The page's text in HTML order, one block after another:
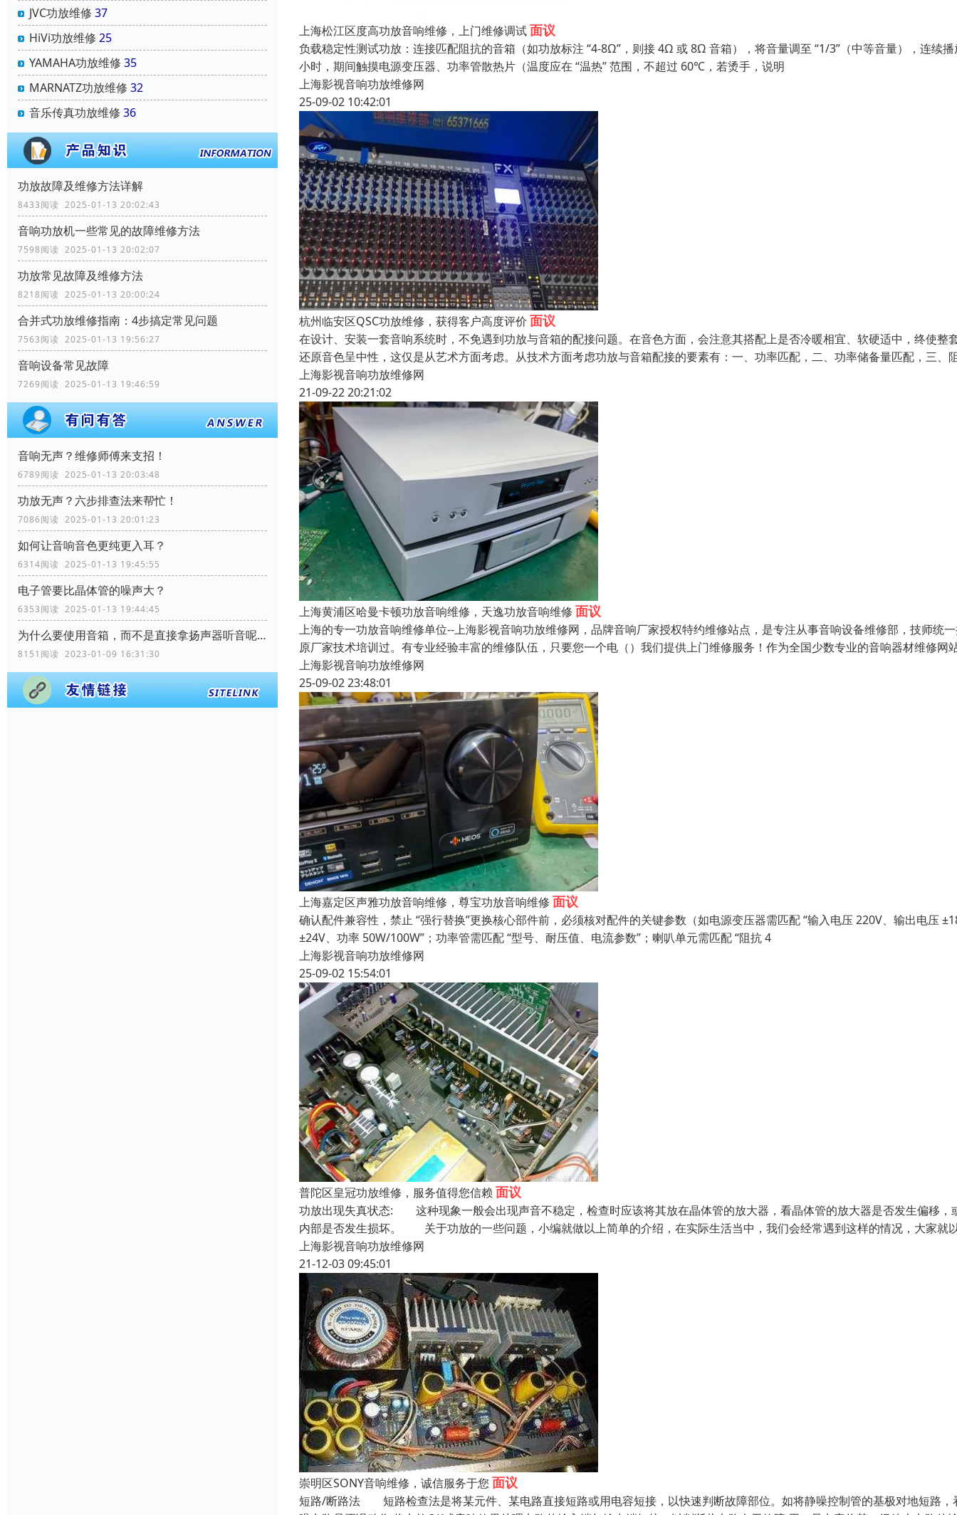
JVC功放维修 37
HiVi功放维修 25
YAMAHA功放维修 35
MARNATZ功放维修 32
音乐传真功放维修 36
功放故障及维修方法详解
8433阅读 2025-01-13 20:02:43
音响功放机一些常见的故障维修方法
7598阅读 2025-01-13 20:02:07
功放常见故障及维修方法
8218阅读 2025-01-13 20:00:24
合并式功放维修指南：4步搞定常见问题
7563阅读 2025-01-13 19:56:27
音响设备常见故障
7269阅读 2025-01-13 19:46:59
音响无声？维修师傅来支招！
6789阅读 2025-01-13 20:03:48
功放无声？六步排查法来帮忙！
7086阅读 2025-01-13 20:01:23
如何让音响音色更纯更入耳？
6314阅读 2025-01-13 19:45:55
电子管要比晶体管的噪声大？
6353阅读 2025-01-13 19:44:45
为什么要使用音箱，而不是直接拿扬声器听音呢？
8151阅读 2023-01-09 16:31:30
上海松江区度高功放音响维修，上门维修调试面议
负载稳定性测试功放：连接匹配阻抗的音箱（如功放标注 “4-8Ω”，则接 4Ω 或 8Ω 音箱），将音量调至 “1/3”（中等音量），连续播
小时，期间触摸电源变压器、功率管散热片（温度应在 “温热” 范围，不超过 60℃，若烫手，说明
上海影视音响功放维修网
25-09-02 10:42:01
杭州临安区QSC功放维修，获得客户高度评价 面议
在设计、安装一套音响系统时，不免遇到功放与音箱的配接问题。在音色方面，会注意其搭配上是否冷暖相宜、软硬适中，终使整
还原音色呈中性，这仅是从艺术方面考虑。从技术方面考虑功放与音箱配接的要素有：一、功率匹配，二、功率储备量匹配，三、
上海影视音响功放维修网
21-09-22 20:21:02
上海黄浦区哈曼卡顿功放音响维修，天逸功放音响维修 面议
上海的专一功放音响维修单位--上海影视音响功放维修网，品牌音响厂家授权特约维修站点，是专注从事音响设备维修部，技师统
原厂家技术培训过。有专业经验丰富的维修队伍，只要您一个电（）我们提供上门维修服务！作为全国少数专业的音响器材维修网
上海影视音响功放维修网
25-09-02 23:48:01
上海嘉定区声雅功放音响维修，尊宝功放音响维修 面议
确认配件兼容性，禁止 “强行替换”更换核心部件前，必须核对配件的关键参数（如电源变压器需匹配 “输入电压 220V、输出电压
±24V、功率 50W/100W”；功率管需匹配 “型号、耐压值、电流参数”；喇叭单元需匹配 “阻抗 4
上海影视音响功放维修网
25-09-02 15:54:01
普陀区皇冠功放维修，服务值得您信赖 面议
功放出现失真状态: 这种现象一般会出现声音不稳定，检查时应该将其放在晶体管的放大器，看晶体管的放大器是否发生偏移，
内部是否发生损坏。 关于功放的一些问题，小编就做以上简单的介绍，在实际生活当中，我们会经常遇到这样的情况，大家就
上海影视音响功放维修网
21-12-03 09:45:01
崇明区SONY音响维修，诚信服务于您 面议
短路/断路法 短路检查法是将某元件、某电路直接短路或用电容短接，以快速判断故障部位。如将静噪控制管的基极对地短路，